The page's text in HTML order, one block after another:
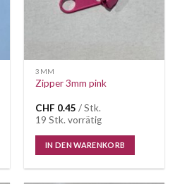
3MM
Zipper 3mm pink
CHF 0.45 / Stk.
19 Stk. vorrätig
IN DEN WARENKORB